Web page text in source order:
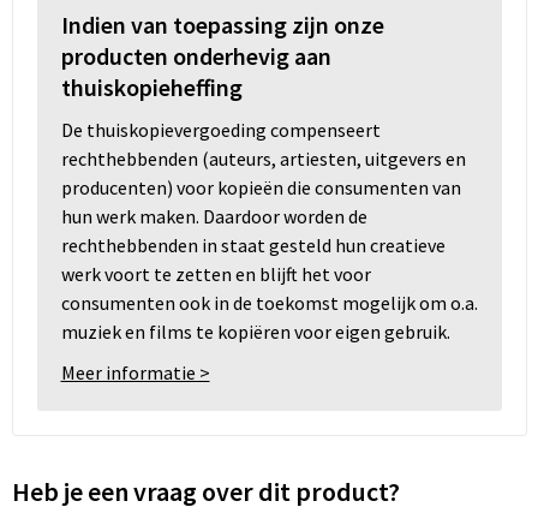
Indien van toepassing zijn onze
producten onderhevig aan
thuiskopieheffing
De thuiskopievergoeding compenseert
rechthebbenden (auteurs, artiesten, uitgevers en
producenten) voor kopieën die consumenten van
hun werk maken. Daardoor worden de
rechthebbenden in staat gesteld hun creatieve
werk voort te zetten en blijft het voor
consumenten ook in de toekomst mogelijk om o.a.
muziek en films te kopiëren voor eigen gebruik.
Meer informatie >
Heb je een vraag over dit product?